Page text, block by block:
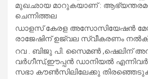
മുഖഛായ മാറുകയാണ് :
ചെന്നിത്തല
ഡാളസ് കേരള അസോസിയേഷൻ മേയർ
രാജേഷിന് ഉജ്വല സ്വീകരണം
റവ . ബിജു പി. സൈമൺ ,ഷെലിന്
വർഗീസ്,ഈപ്പൻ ഡാനിയൽ എന്നിവർ
സഭാ കൗൺസിലിലേക്കു